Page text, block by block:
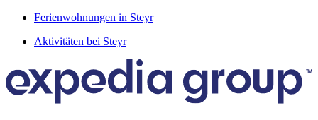
Ferienwohnungen in Steyr
Aktivitäten bei Steyr